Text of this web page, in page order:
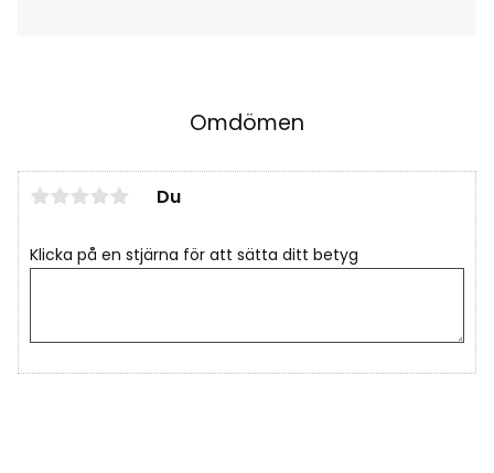
Omdömen
Du
Klicka på en stjärna för att sätta ditt betyg